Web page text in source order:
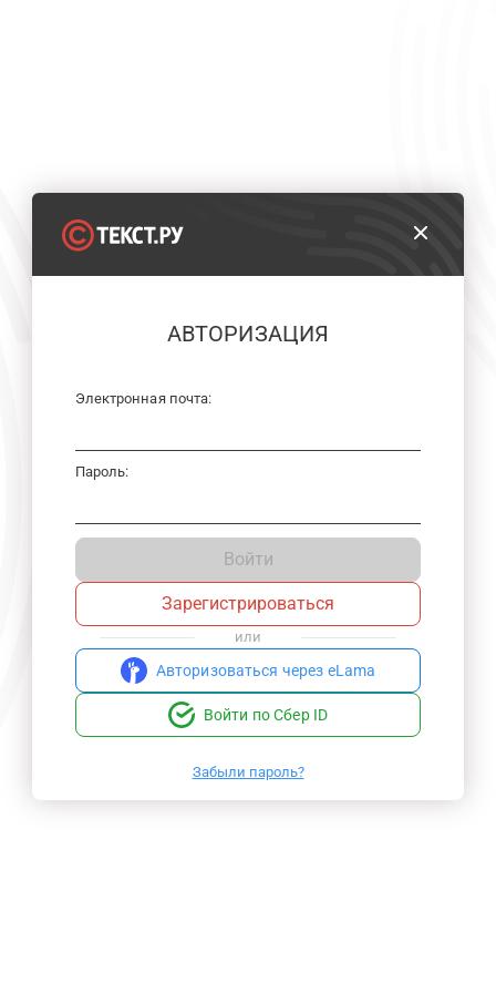
АВТОРИЗАЦИЯ
Электронная почта:
Пароль:
Войти
Зарегистрироваться
или
Авторизоваться через eLama
Войти по Сбер ID
Забыли пароль?